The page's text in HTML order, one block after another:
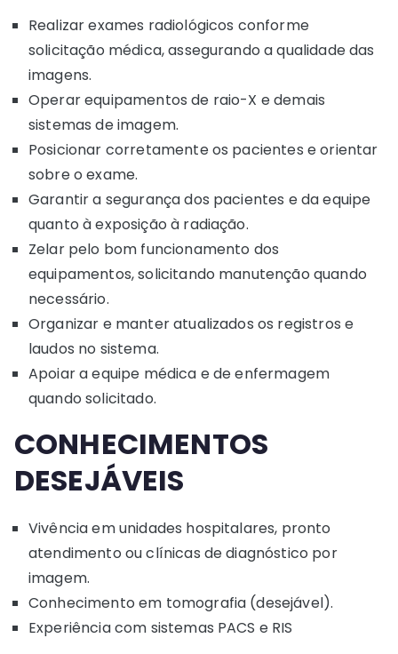
Realizar exames radiológicos conforme
solicitação médica, assegurando a qualidade das
imagens.
Operar equipamentos de raio-X e demais
sistemas de imagem.
Posicionar corretamente os pacientes e orientar
sobre o exame.
Garantir a segurança dos pacientes e da equipe
quanto à exposição à radiação.
Zelar pelo bom funcionamento dos
equipamentos, solicitando manutenção quando
necessário.
Organizar e manter atualizados os registros e
laudos no sistema.
Apoiar a equipe médica e de enfermagem
quando solicitado.
CONHECIMENTOS
DESEJÁVEIS
Vivência em unidades hospitalares, pronto
atendimento ou clínicas de diagnóstico por
imagem.
Conhecimento em tomografia (desejável).
Experiência com sistemas PACS e RIS